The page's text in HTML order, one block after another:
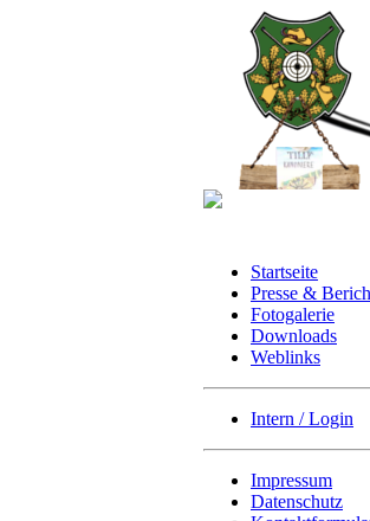
Startseite
Presse &
Fotogalerie
Downloads
Weblinks
Intern / Login
Impressum
Datenschutz